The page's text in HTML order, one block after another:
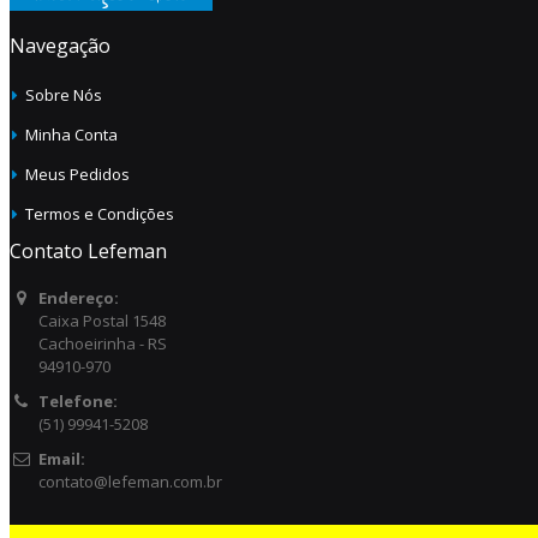
Navegação
Sobre Nós
Minha Conta
Meus Pedidos
Termos e Condições
Contato Lefeman
Endereço:
Caixa Postal 1548
Cachoeirinha - RS
94910-970
Telefone:
(51) 99941-5208
Email:
contato@lefeman.com.br